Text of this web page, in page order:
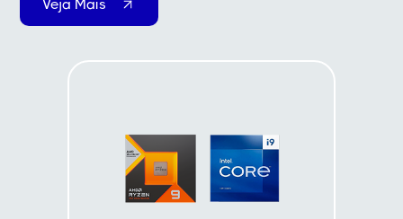
Veja Mais